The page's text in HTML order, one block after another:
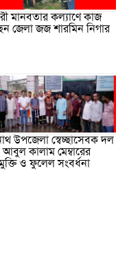
মানবতার কল্যাণে কাজ
জেলা জজ শারমিন নিগার
উপজেলা স্বেচ্ছাসেবক দল
আবুল কালাম মেম্বারের
ও ফুলেল সংবর্ধনা